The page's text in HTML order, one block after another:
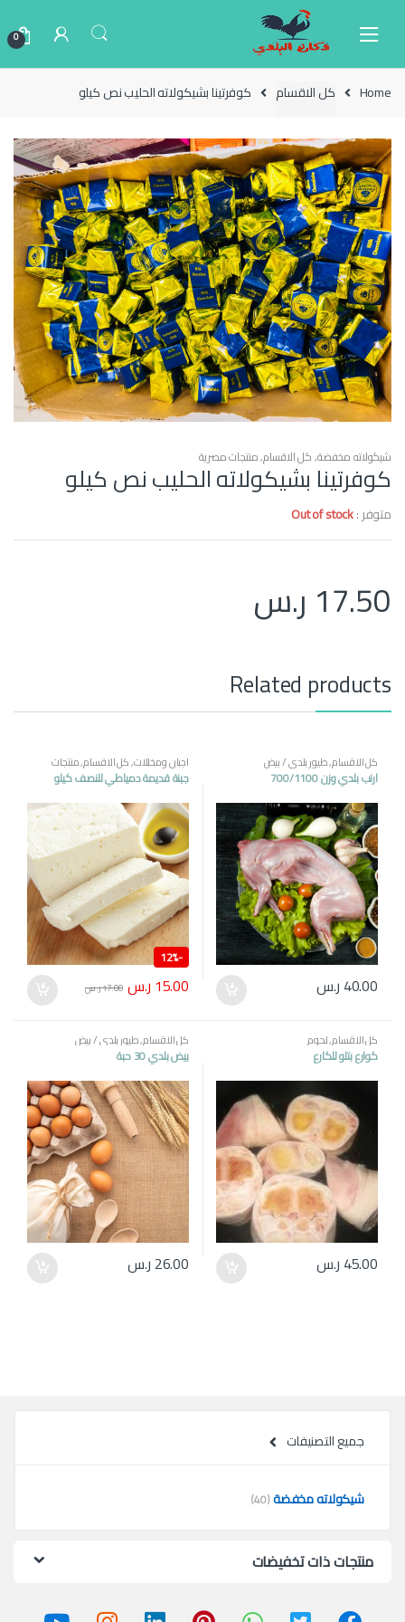
0
Home كل الاقسام كوفرتينا بشيكولاته الحليب نص كيلو
شيكولاته مخفضة,كل الاقسام,منتجات مصرية
كوفرتينا بشيكولاته الحليب نص كيلو
متوفر :Out of stock
17.50 ر.س
Related products
كل الاقسام,طيور بلدي / بيض
ارنب بلدي وزن 700/1100
40.00 ر.س
اجبان ومخللات,كل الاقسام,منتجات
مصرية
جبنة قديمة دمياطي للنصف كيلو
-
12%
15.00 ر.س 17.00ر.س
كل الاقسام,لحوم
كوارع بتلو للكارع
45.00 ر.س
كل الاقسام,طيور بلدي / بيض
بيض بلدي 30 حبة
26.00 ر.س
جميع التصنيفات
شيكولاته مخفضة(40)
منتجات ذات تخفيضات